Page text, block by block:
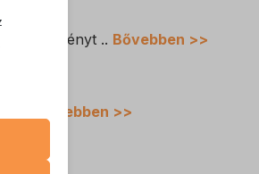
Az igényt .. Bővebben >>
.. Bővebben >>